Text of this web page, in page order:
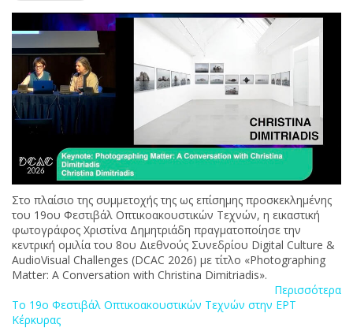
Στο πλαίσιο της συμμετοχής της ως επίσημης προσκεκλημένης
του 19ου Φεστιβάλ Οπτικοακουστικών Τεχνών, η εικαστική
φωτογράφος Χριστίνα Δημητριάδη πραγματοποίησε την
κεντρική ομιλία του 8ου Διεθνούς Συνεδρίου Digital Culture &
AudioVisual Challenges (DCAC 2026) με τίτλο «Photographing
Matter: A Conversation with Christina Dimitriadis».
Περισσότερα
Το 19ο Φεστιβάλ Οπτικοακουστικών Τεχνών στην ΕΡΤ
Κέρκυρας